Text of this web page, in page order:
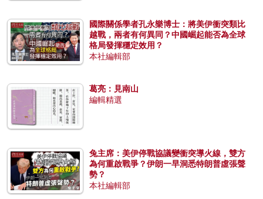
國際關係學者孔永樂博士：將美伊衝突類比
越戰，兩者有何異同？中國崛起能否為全球
格局發揮穩定效用？
本社編輯部
葛亮：見南山
編輯精選
兔主席：美伊停戰協議變衝突導火線，雙方
為何重啟戰爭？伊朗一早洞悉特朗普虛張聲
勢？
本社編輯部